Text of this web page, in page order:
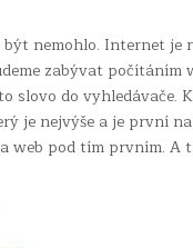
nemohlo. Internet
zabývat počítáním
do vyhledávače.
je nejvýše a je první
web pod tím prvním. A